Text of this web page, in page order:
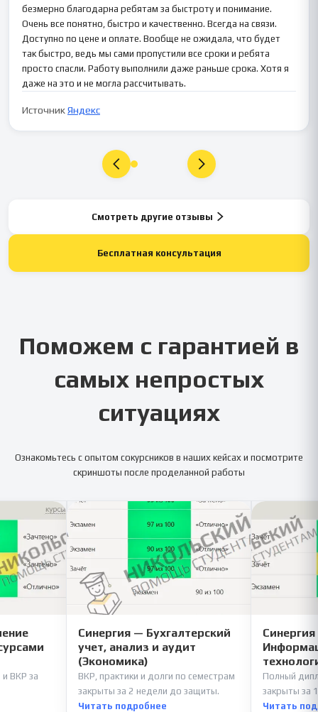
безмерно благодарна ребятам за быстроту и понимание.
Очень все понятно, быстро и качественно. Всегда на связи.
Доступно по цене и оплате. Вообще не ожидала, что будет
так быстро, ведь мы сами пропустили все сроки и ребята
просто спасли. Работу выполнили даже раньше срока. Хотя я
даже на это и не могла рассчитывать.
ИсточникЯндекс
Смотреть другие отзывы
Бесплатная консультация
Поможем с гарантией в
самых непростых
ситуациях
Ознакомьтесь с опытом сокурсников в наших кейсах и посмотрите
скриншоты после проделанной работы
и ВКР за
Синергия — Бухгалтерский
учет, анализ и аудит
(Экономика)
ВКР, практики и долги по семестрам
закрыты за 2 недели до защиты.
Читать подробнее
Полный
закрыты за
Читать